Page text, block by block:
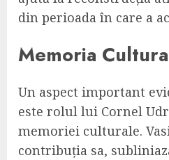
din perioada în care a
Memoria
Un aspect important
este rolul lui Cornel
memoriei culturale.
contribuția sa,